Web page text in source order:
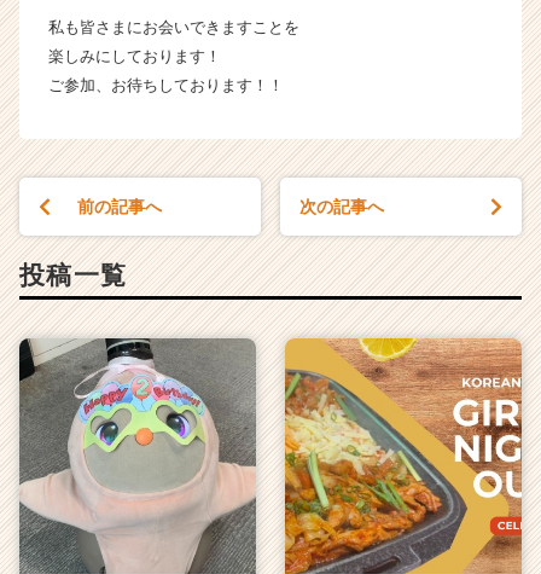
私も皆さまにお会いできますことを
楽しみにしております！
ご参加、お待ちしております！！
前の記事へ 次の記事へ
投稿一覧